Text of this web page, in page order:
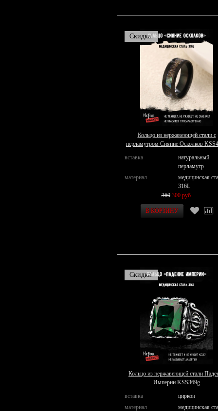
Скидка!
Кольцо из нержавеющей стали с
перламутром Сияние Осколков
вставка
натуральный
перламутр
материал
медицинская
316L
360 300 руб.
Скидка!
Кольцо из нержавеющей стали
Империи KSS369g
вставка
циркон
материал
медицинская